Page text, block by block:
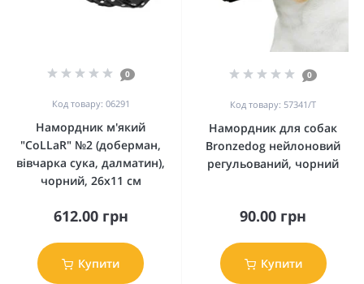
0
Код товару: 06291
Намордник м'який
"CoLLaR" №2 (доберман,
вівчарка сука, далматин),
чорний, 26х11 см
612.00 грн
Купити
0
Код товару: 57341/Т
Намордник для собак
Bronzedog нейлоновий
регульований, чорний
90.00 грн
Купити